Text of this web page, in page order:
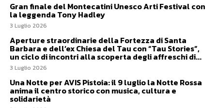
Gran finale del Montecatini Unesco Arti Festival con
la leggenda Tony Hadley
3 Luglio 2026
Aperture straordinarie della Fortezza di Santa
Barbara e dell’ex Chiesa del Tau con “Tau Stories”,
un ciclo di incontri alla scoperta degli affreschi di...
3 Luglio 2026
Una Notte per AVIS Pistoia: il 9 luglio la Notte Rossa
anima il centro storico con musica, cultura e
solidarietà